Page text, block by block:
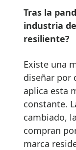
Tras la
industria
resiliente?
Existe una
diseñar por
aplica esta
constante.
cambiado,
compran
marca